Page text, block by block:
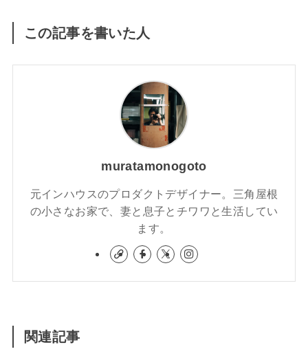
この記事を書いた人
muratamonogoto
元インハウスのプロダクトデザイナー。三角屋根
の小さなお家で、妻と息子とチワワと生活してい
ます。
関連記事